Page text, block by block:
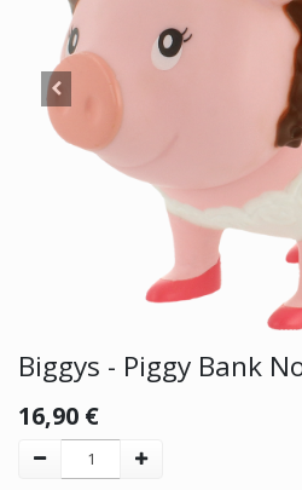
Biggys - Piggy Bank
16,90 €